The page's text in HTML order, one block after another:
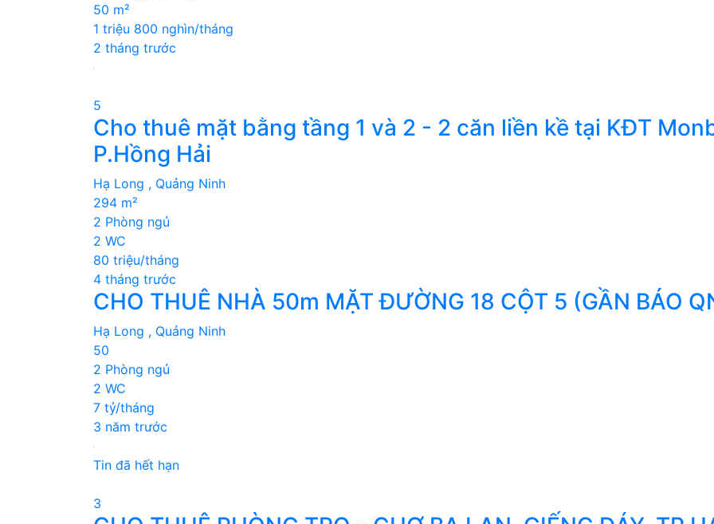
50 m²
1 triệu 800 nghìn/tháng
2 tháng trước
5
Cho thuê mặt bằng tầng 1 và 2 - 2 căn liền kề tại KĐT
P.Hồng Hải
Hạ Long , Quảng Ninh
294 m²
2 Phòng ngủ
2 WC
80 triệu/tháng
4 tháng trước
CHO THUÊ NHÀ 50m MẶT ĐƯỜNG 18 CỘT 5 (GẦN BÁO
Hạ Long , Quảng Ninh
50
2 Phòng ngủ
2 WC
7 tỷ/tháng
3 năm trước
Tin đã hết hạn
3